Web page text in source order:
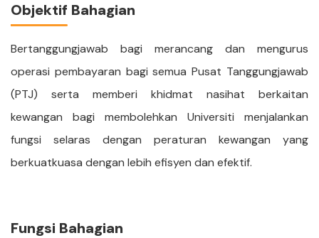
Objektif Bahagian
Bertanggungjawab bagi merancang dan mengurus
operasi pembayaran bagi semua Pusat Tanggungjawab
(PTJ) serta memberi khidmat nasihat berkaitan
kewangan bagi membolehkan Universiti menjalankan
fungsi selaras dengan peraturan kewangan yang
berkuatkuasa dengan lebih efisyen dan efektif.
Fungsi Bahagian